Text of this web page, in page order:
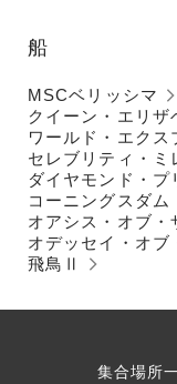
船
MSCベリッシマ
クイーン・エリザ
ワールド・エクス
セレブリティ・ミ
ダイヤモンド・プ
コーニングスダム
オアシス・オブ・
オデッセイ・オブ
飛鳥Ⅱ
集合場所